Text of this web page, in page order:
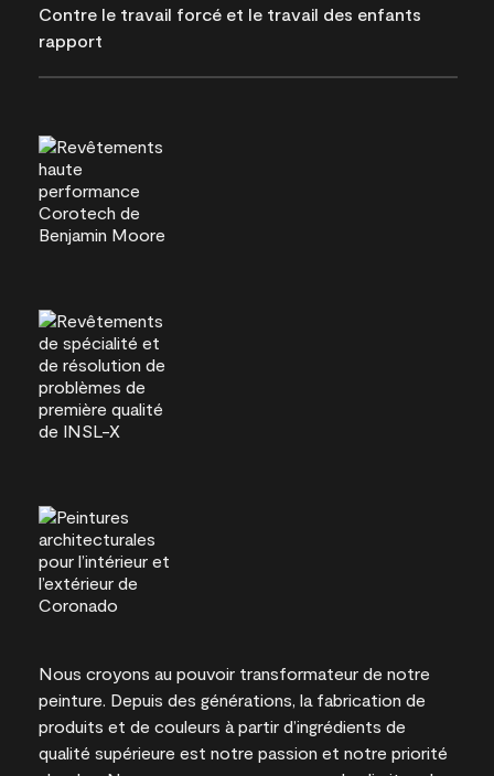
Contre le travail forcé et le travail des enfants
rapport
Nous croyons au pouvoir transformateur de notre
peinture. Depuis des générations, la fabrication de
produits et de couleurs à partir d’ingrédients de
qualité supérieure est notre passion et notre priorité